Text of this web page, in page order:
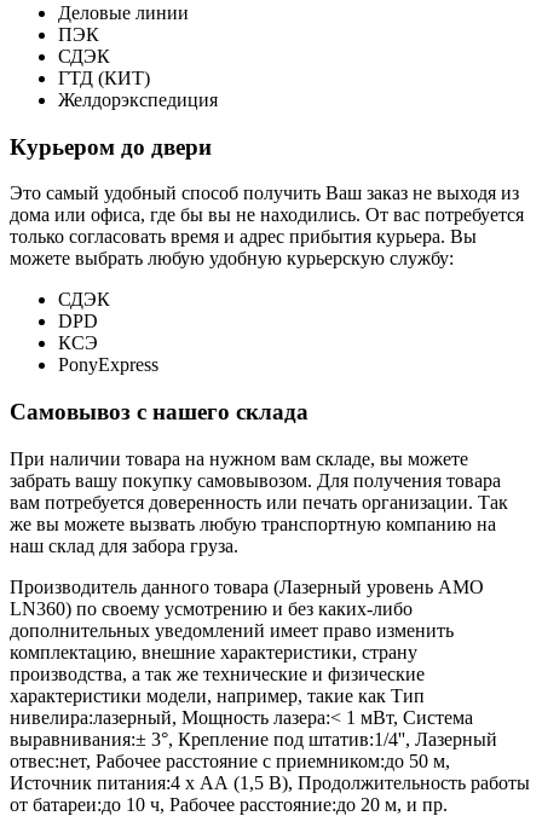
Деловые линии
ПЭК
СДЭК
ГТД (КИТ)
Желдорэкспедиция
Курьером до двери
Это самый удобный способ получить Ваш заказ не выходя из
дома или офиса, где бы вы не находились. От вас потребуется
только согласовать время и адрес прибытия курьера. Вы
можете выбрать любую удобную курьерскую службу:
СДЭК
DPD
КСЭ
PonyExpress
Самовывоз с нашего склада
При наличии товара на нужном вам складе, вы можете
забрать вашу покупку самовывозом. Для получения товара
вам потребуется доверенность или печать организации. Так
же вы можете вызвать любую транспортную компанию на
наш склад для забора груза.
Производитель данного товара (Лазерный уровень AMO
LN360) по своему усмотрению и без каких-либо
дополнительных уведомлений имеет право изменить
комплектацию, внешние характеристики, страну
производства, а так же технические и физические
характеристики модели, например, такие как Тип
нивелира:лазерный, Мощность лазера:< 1 мВт, Система
выравнивания:± 3°, Крепление под штатив:1/4'', Лазерный
отвес:нет, Рабочее расстояние с приемником:до 50 м,
Источник питания:4 х АА (1,5 В), Продолжительность работы
от батареи:до 10 ч, Рабочее расстояние:до 20 м, и пр.